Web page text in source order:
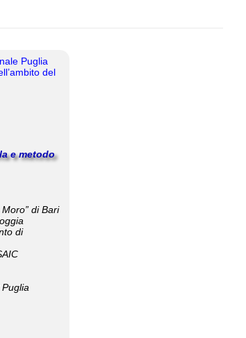
e metodo
di Bari
di
Puglia
Puglia
del